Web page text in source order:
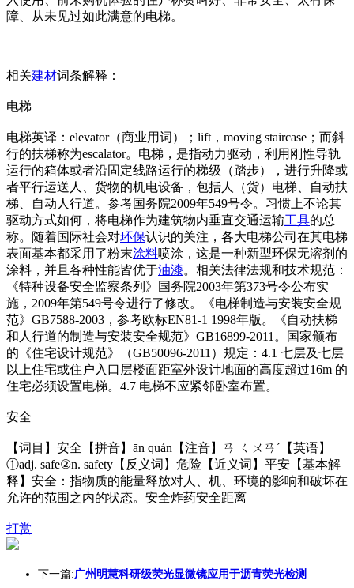
障、从未见过如此满意的电梯。
相关建材词条解释：
电梯
电梯英译：elevator（商业用词）；lift，moving staircase；而斜
行的扶梯称为escalator。电梯，是指动力驱动，利用刚性导轨
运行的箱体或者沿固定线路运行的梯级（踏步），进行升降或
者平行运送人、货物的机电设备，包括人（货）电梯、自动扶
梯、自动人行道。参考国务院2009年549号令。习惯上不论其
驱动方式如何，将电梯作为建筑物内垂直交通运输工具的总
称。随着国际社会对环保认识的关注，各大电梯公司在其电梯
表面基本都采用了粉末涂料喷涂，这是一种新型环保无溶剂的
涂料，并且各种性能皆优于油漆。相关法律法规和技术规范：
《特种设备安全监察条列》国务院2003年第373号令公布实
施，2009年第549号令进行了修改。《电梯制造与安装安全规
范》GB7588-2003，参考欧标EN81-1 1998年版。《自动扶梯
和人行道的制造与安装安全规范》GB16899-2011。国家颁布
的《住宅设计规范》（GB50096-2011）规定：4.1 七层及七层
以上住宅或住户入口层楼面距室外设计地面的高度超过16m 的
住宅必须设置电梯。4.7 电梯不应紧邻卧室布置。
安全
【词目】安全【拼音】ān quán【注音】ㄢ ㄑㄨㄢˊ【英语】
①adj. safe②n. safety【反义词】危险【近义词】平安【基本解
释】安全：指物质的能量释放对人、机、环境的影响和破坏在
允许的范围之内的状态。安全炸药安全距离
打赏
下一篇:广州明慧科研级荧光显微镜应用于沥青荧光检测